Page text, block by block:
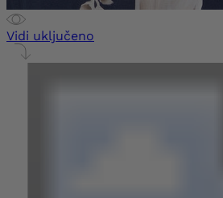
Vidi uključeno